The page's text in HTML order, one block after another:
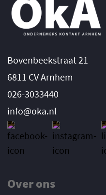
Bovenbeekstraat 21
6811 CV Arnhem
026-3033440
info@oka.nl
Over ons